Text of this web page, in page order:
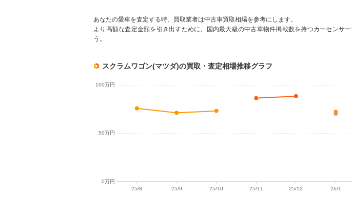
あなたの愛車を査定する時、買取業者は中古車買取相場を参考にします。
より高額な査定金額を引き出すために、国内最大級の中古車物件掲載数を持つカーセンサ
う。
スクラムワゴン(マツダ)の買取・査定相場推移グラフ